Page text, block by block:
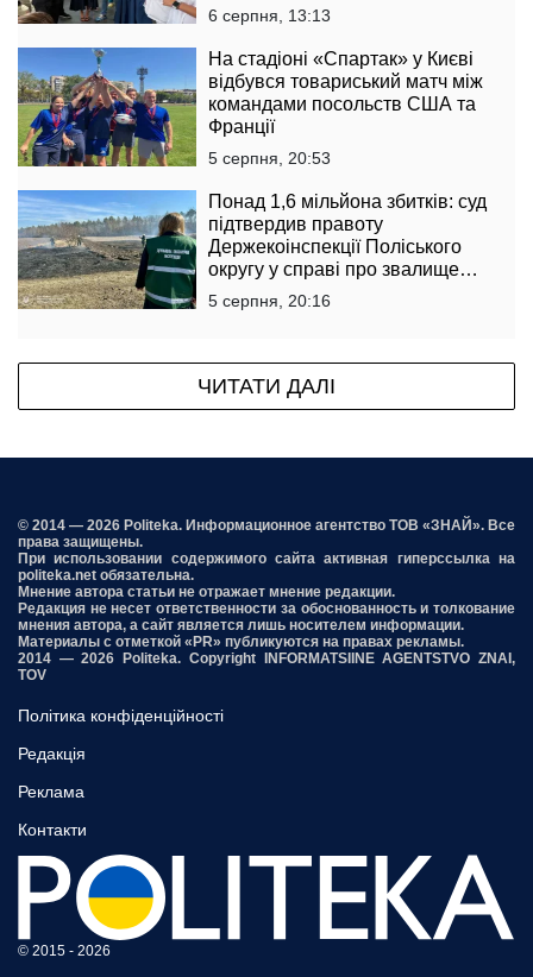
6 серпня, 13:13
На стадіоні «Спартак» у Києві
відбувся товариський матч між
командами посольств США та
Франції
5 серпня, 20:53
Понад 1,6 мільйона збитків: суд
підтвердив правоту
Держекоінспекції Поліського
округу у справі про звалище
тирси
5 серпня, 20:16
ЧИТАТИ ДАЛІ
© 2014 — 2026 Politeka. Информационное агентство ТОВ «ЗНАЙ». Все
права защищены.
При использовании содержимого сайта активная гиперссылка на
politeka.net обязательна.
Мнение автора статьи не отражает мнение редакции.
Редакция не несет ответственности за обоснованность и толкование
мнения автора, а сайт является лишь носителем информации.
Материалы с отметкой «PR» публикуются на правах рекламы.
2014 — 2026 Politeka. Copyright INFORMATSIINE AGENTSTVO ZNAI,
TOV
Політика конфіденційності
Редакція
Реклама
Контакти
© 2015 - 2026